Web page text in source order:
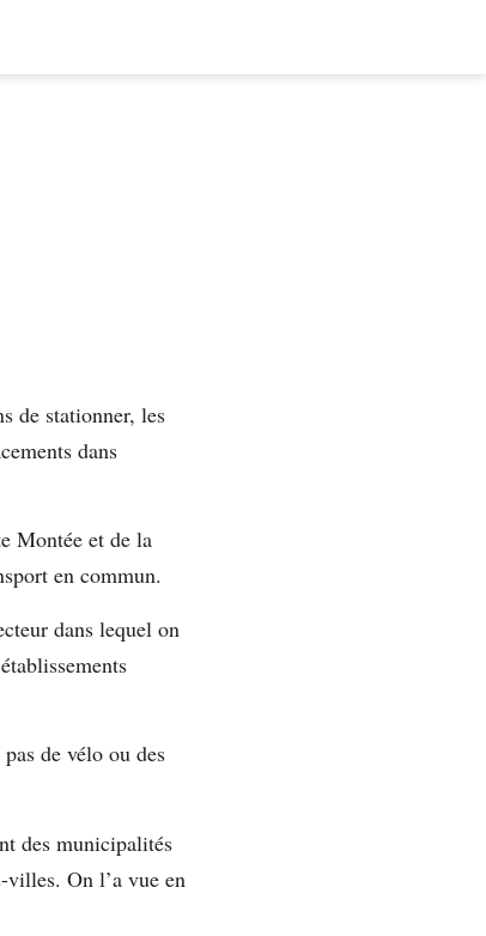
de stationner, les
dans
Montée et de la
en commun.
dans lequel on
de vélo ou des
des municipalités
villes. On l’a vue en